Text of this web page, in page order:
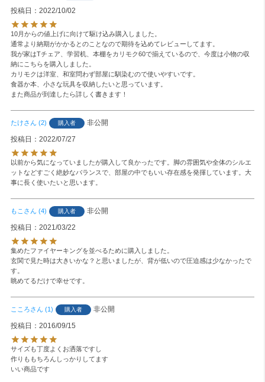
投稿日
2022/10/02
10月からの値上げに向けて駆け込み購入しました。
通常より納期がかかるとのことなので期待を込めてレビューしてます。
我が家はTチェア、学習机、本棚をカリモク60で揃えているので、今度は小物の収
納にこちらを購入しました。
カリモクは洋室、和室問わず部屋に馴染むので使いやすいです。
食器か本、小さな玩具を収納したいと思っています。
また商品が到達したら詳しく書きます！
たけ 2 購入者
非公開
投稿日
2022/07/27
以前から気になっていましたが購入して良かったです。脚の雰囲気や全体のシルエ
ットなどすごく絶妙なバランスで、部屋の中でもいい存在感を発揮しています。大
事に長く使いたいと思います。
もこ 4 購入者
非公開
投稿日
2021/03/22
集めたファイヤーキングを並べるために購入しました。
玄関で見た時は大きいかな？と思いましたが、背が低いので圧迫感は少なかったで
す。
眺めてるだけで幸せです。
こころ 1 購入者
非公開
投稿日
2016/09/15
サイズも丁度よくお洒落ですし
作りももちろんしっかりしてます
いい商品です